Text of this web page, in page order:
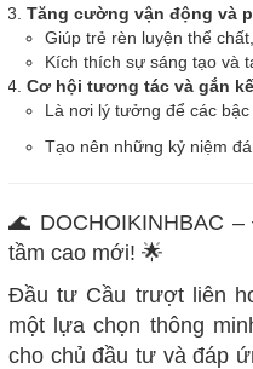
Tăng cường vận động và
Giúp trẻ rèn luyện thể
Kích thích sự sáng tạo và
Cơ hội tương tác và gắn
Là nơi lý tưởng để các
Tạo nên những kỷ niệm
🌊 DOCHOIKINHBAC
tầm cao mới! 🌟
Đầu tư Cầu trượt liên
một lựa chọn thông
cho chủ đầu tư và đáp